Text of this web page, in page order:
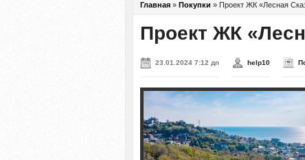
Главная » Покупки » Проект ЖК «Лесная
Проект ЖК
23.01.2024 7:12 дп help10